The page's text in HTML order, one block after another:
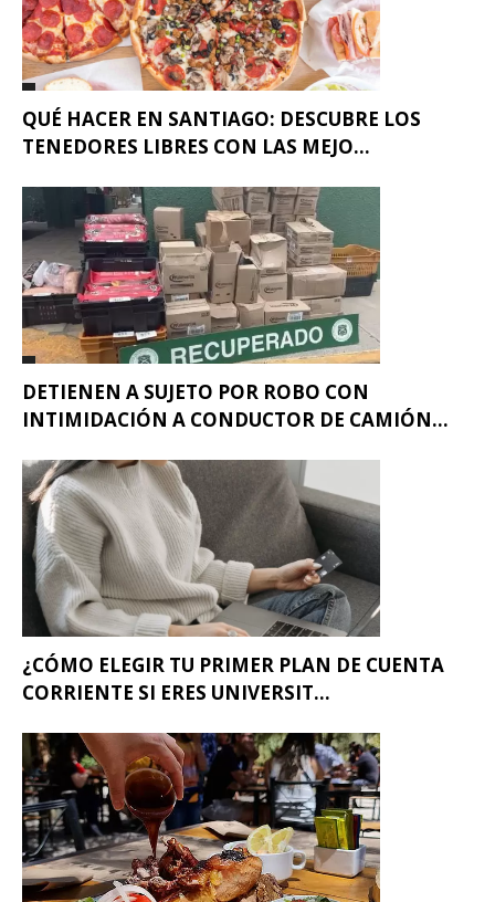
QUÉ HACER EN SANTIAGO: DESCUBRE LOS
TENEDORES LIBRES CON LAS MEJO...
DETIENEN A SUJETO POR ROBO CON
INTIMIDACIÓN A CONDUCTOR DE CAMIÓN...
¿CÓMO ELEGIR TU PRIMER PLAN DE CUENTA
CORRIENTE SI ERES UNIVERSIT...